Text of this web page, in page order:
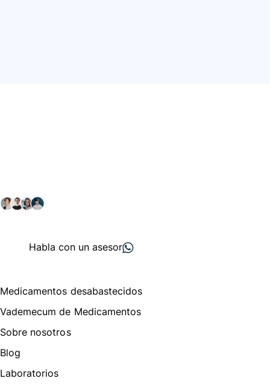
Habla con un asesor
Medicamentos desabastecidos
Vademecum de Medicamentos
Sobre nosotros
Blog
Laboratorios